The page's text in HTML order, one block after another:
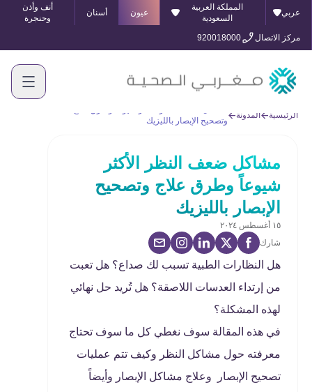
عربي
المملكة العربية
السعودية
عيون أسنان
أنف وأذن
وحنجرة
مركز الاتصال
920018000
الرئيسية المدونة
وتصحيح الإبصار بالليزيك
مشاكل ضعف النظر الأكثر
شيوعاً وطرق علاج وتصحيح
الإبصار بالليزيك
١٥ أغسطس ٢٠٢٤
شارك
هل النظارات الطبية تسبب لك صداع؟ هل تعبت
من إرتداء العدسات اللاصقة؟ هل تُريد حل نهائي
لهذه المشكلة؟
في هذه المقالة سوف نغطي كل ما سوف تحتاج
معرفته حول مشاكل النظر وكيف تتم عمليات
تصحيح الإبصار وعلاج مشاكل الإبصار وأيضاً